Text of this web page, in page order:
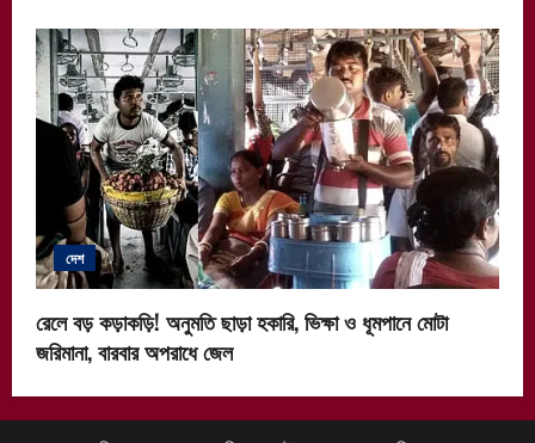
দেশ
রেলে বড় কড়াকড়ি! অনুমতি ছাড়া হকারি, ভিক্ষা ও ধূমপানে মোটা
জরিমানা, বারবার অপরাধে জেল